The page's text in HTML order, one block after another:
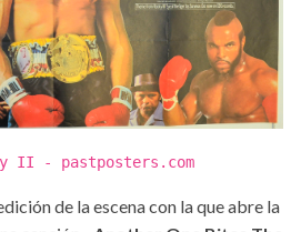
II - pastposters.com
de la escena con la que abre la